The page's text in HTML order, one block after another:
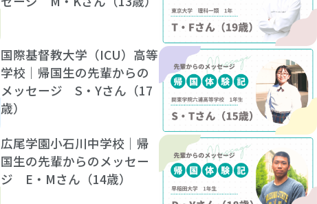
国際基督教大学（ICU）高等
学校｜帰国生の先輩からの
メッセージ S・Yさん（17
歳）
広尾学園小石川中学校｜帰
国生の先輩からのメッセー
ジ E・Mさん（14歳）